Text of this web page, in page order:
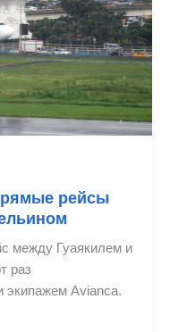
рейсы
между Гуаякилем и
раз
экипажем Avianca.